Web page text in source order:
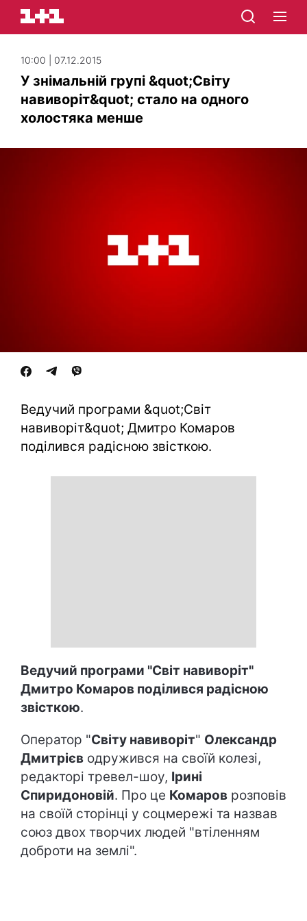
10:00 | 07.12.2015
У знімальній групі &quot;Світу
навиворіт&quot; стало на одного
холостяка менше
Ведучий програми &quot;Світ
навиворіт&quot; Дмитро Комаров
поділився радісною звісткою.
Ведучий програми "Світ навиворіт"
Дмитро Комаров поділився радісною
звісткою.
Оператор "Світу навиворіт" Олександр
Дмитрієв одружився на своїй колезі,
редакторі тревел-шоу, Ірині
Спиридоновій. Про це Комаров розповів
на своїй сторінці у соцмережі та назвав
союз двох творчих людей "втіленням
доброти на землі".